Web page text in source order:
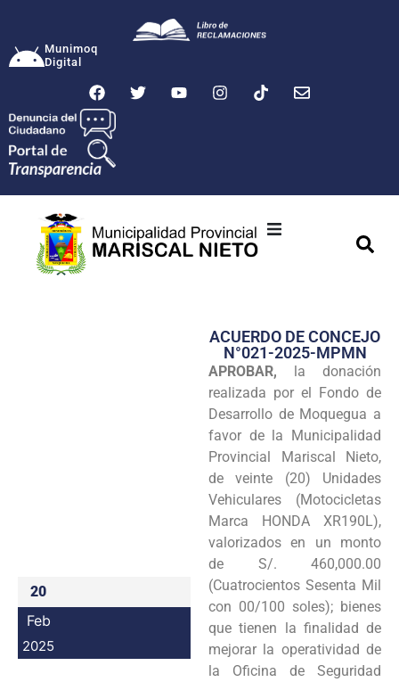
Munimoq
Digital
Transparencia
Seguridad
Programas
Intranet
20
Feb
2025
ACUERDO DE CONCEJO
N°021-2025-MPMN
APROBAR, la donación
realizada por el Fondo de
Desarrollo de Moquegua a
favor de la Municipalidad
Provincial Mariscal Nieto,
de veinte (20) Unidades
Vehiculares (Motocicletas
Marca HONDA XR190L),
valorizados en un monto
de S/. 460,000.00
(Cuatrocientos Sesenta Mil
con 00/100 soles); bienes
que tienen la finalidad de
mejorar la operatividad de
la Oficina de Seguridad